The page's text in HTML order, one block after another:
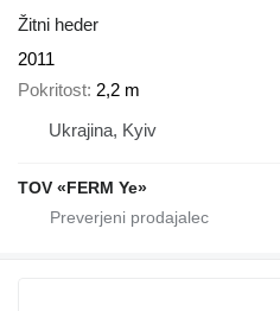
Žitni heder
2011
Pokritost 2,2 m
Ukrajina, Kyiv
TOV «FERM Ye»